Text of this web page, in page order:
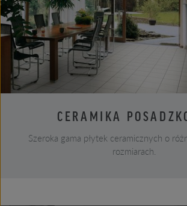
CERAMIKA
Szeroka gama płytek ceramicznych o
rozmiarach.